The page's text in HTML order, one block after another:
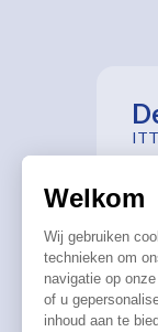
Welkom
Wij gebruiken
technieken om
navigatie op
of u
inhoud aan te